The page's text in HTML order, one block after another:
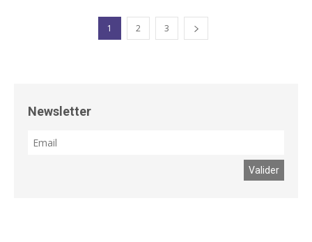
1 2 3
Newsletter